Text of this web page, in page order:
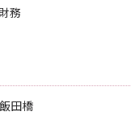
務
田橋